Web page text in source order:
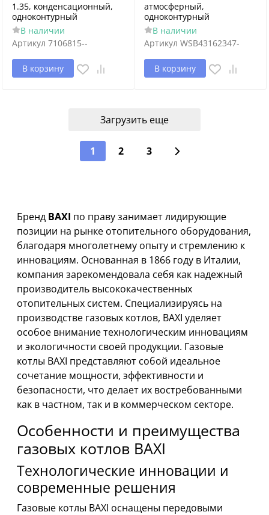
1.35, конденсационный,
одноконтурный
В наличии
Артикул 7106815--
В корзину
атмосферный,
одноконтурный
В наличии
Артикул WSB43162347-
В корзину
Загрузить еще
1 2 3
Бренд BAXI по праву занимает лидирующие
позиции на рынке отопительного оборудования,
благодаря многолетнему опыту и стремлению к
инновациям. Основанная в 1866 году в Италии,
компания зарекомендовала себя как надежный
производитель высококачественных
отопительных систем. Специализируясь на
производстве газовых котлов, BAXI уделяет
особое внимание технологическим инновациям
и экологичности своей продукции. Газовые
котлы BAXI представляют собой идеальное
сочетание мощности, эффективности и
безопасности, что делает их востребованными
как в частном, так и в коммерческом секторе.
Особенности и преимущества
газовых котлов BAXI
Технологические инновации и
современные решения
Газовые котлы BAXI оснащены передовыми